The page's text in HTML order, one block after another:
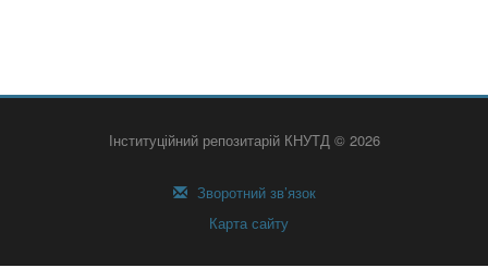
Інституційний репозитарій КНУТД © 2026
Зворотний зв’язок
Карта сайту